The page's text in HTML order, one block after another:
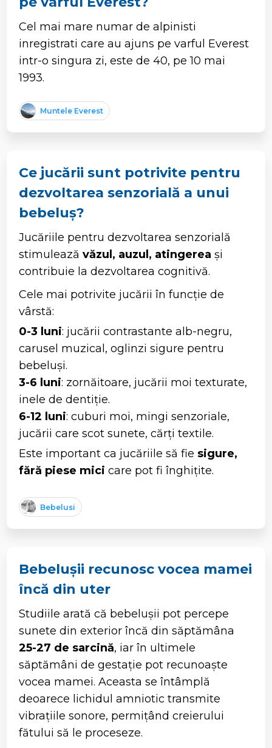
Cel mai mare numar de alpinisti
inregistrati care au ajuns pe varful Everest
intr-o singura zi, este de 40, pe 10 mai
1993.
Muntele Everest
Ce jucării sunt potrivite pentru
dezvoltarea senzorială a unui
bebeluș?
Jucăriile pentru dezvoltarea senzorială
stimuleazăvăzul, auzul, atingerea și
contribuie la dezvoltarea cognitivă.
Cele mai potrivite jucării în funcție de
vârstă:
0-3 luni: jucării contrastante alb-negru,
carusel muzical, oglinzi sigure pentru
bebeluși.
3-6 luni: zornăitoare, jucării moi texturate,
inele de dentiție.
6-12 luni: cuburi moi, mingi senzoriale,
jucării care scot sunete, cărți textile.
Este important ca jucăriile să fie sigure,
fără piese mici care pot fi înghițite.
Bebelusi
Bebelușii recunosc vocea mamei
încă din uter
Studiile arată că bebelușii pot percepe
sunete din exterior încă din săptămâna
25-27 de sarcină, iar în ultimele
săptămâni de gestație pot recunoaște
vocea mamei. Aceasta se întâmplă
deoarece lichidul amniotic transmite
vibrațiile sonore, permițând creierului
fătului să le proceseze.